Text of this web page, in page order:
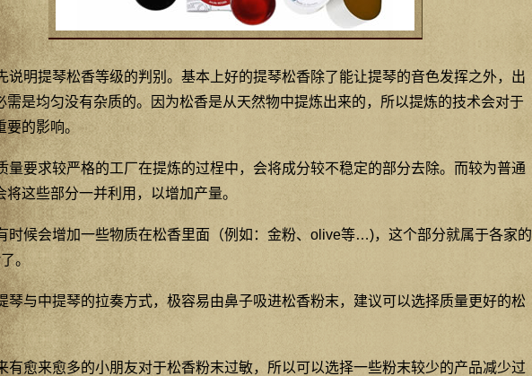
说明提琴松香等级的判别。基本上好的提琴松香除了能让提琴的音色发挥之外，出
需是均匀没有杂质的。因为松香是从天然物中提炼出来的，所以提炼的技术会对于
的影响。
量要求较严格的工厂在提炼的过桯中，会将成分较不稳定的部分去除。而较为普通
将这些部分一并利用，以增加产量。
时候会增加一些物质在松香里面（例如：金粉、olive等…)，这个部分就属于各家的
。
琴与中提琴的拉奏方式，极容易由鼻子吸进松香粉末，建议可以选择质量更好的松
有愈来愈多的小朋友对于松香粉末过敏，所以可以选择一些粉末较少的产品减少过